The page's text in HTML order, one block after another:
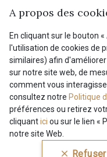
Prix réduits
Magazine
Livraison :
Retours &
FAQ - Questions
Modes de
Menu
Tous nos tissus
Magazine
Conditions générales
A propos des
En cliquant sur le bouton
l'utilisation de cookies de
similaires) afin
sur notre site web, de
comment vous
consultez notre Politique
préférences ou retirez
cliquantici ou sur le lien «
notre site Web.
Refuser